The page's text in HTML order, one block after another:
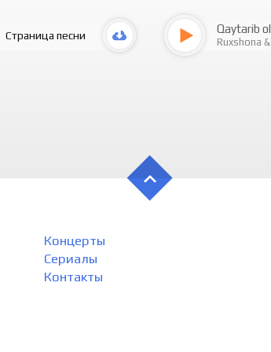
Страница песни Qaytarib ol
Ruxshona &
Концерты
Сериалы
Контакты